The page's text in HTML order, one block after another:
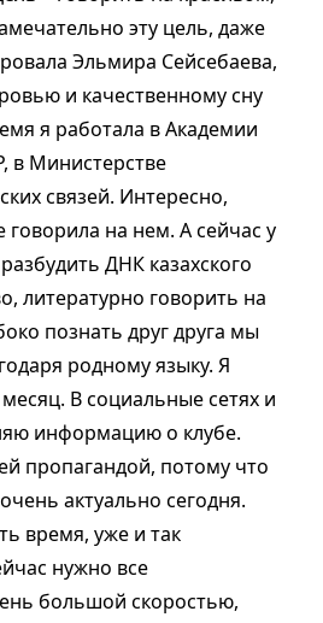
эту цель, даже
Эльмира Сейсебаева,
и качественному сну
я работала в Академии
в Министерстве
связей. Интересно,
говорила на нем. А сейчас у
ДНК казахского
литературно говорить на
познать друг друга мы
родному языку. Я
В социальные сетях и
информацию о клубе.
пропагандой, потому что
актуально сегодня.
время, уже и так
нужно все
большой скоростью,